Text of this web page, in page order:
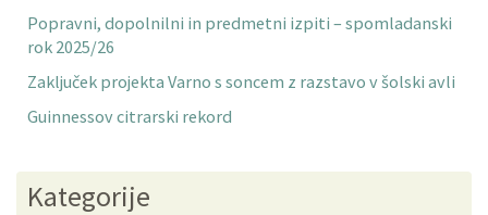
Popravni, dopolnilni in predmetni izpiti – spomladanski
rok 2025/26
Zaključek projekta Varno s soncem z razstavo v šolski avli
Guinnessov citrarski rekord
Kategorije